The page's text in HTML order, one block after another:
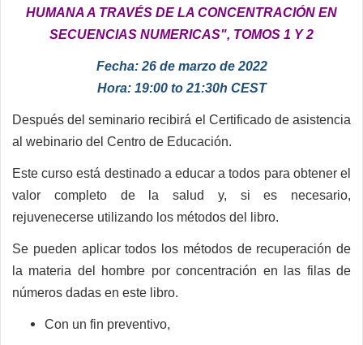
HUMANA A TRAVÉS DE LA CONCENTRACIÓN EN
SECUENCIAS NUMERICAS", TOMOS 1 Y 2
Fecha: 26 de marzo de 2022
Hora: 19:00 to 21:30h CEST
Después del seminario recibirá el Certificado de asistencia
al webinario del Centro de Educación.
Este curso está destinado a educar a todos para obtener el
valor completo de la salud y, si es necesario,
rejuvenecerse utilizando los métodos del libro.
Se pueden aplicar todos los métodos de recuperación de
la materia del hombre por concentración en las filas de
números dadas en este libro.
Con un fin preventivo,